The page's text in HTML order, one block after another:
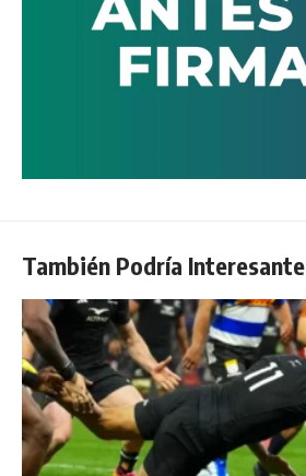
También Podría Interesante